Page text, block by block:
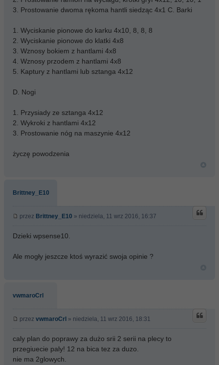
3. Prostowanie dwoma rękoma hantli siedząc 4x1 C. Barki
1. Wyciskanie pionowe do karku 4x10, 8, 8, 8
2. Wyciskanie pionowe do klatki 4x8
3. Wznosy bokiem z hantlami 4x8
4. Wznosy przodem z hantlami 4x8
5. Kaptury z hantlami lub sztanga 4x12
D. Nogi
1. Przysiady ze sztanga 4x12
2. Wykroki z hantlami 4x12
3. Prostowanie nóg na maszynie 4x12
życzę powodzenia
Brittney_E10
przez Brittney_E10 » niedziela, 11 wrz 2016, 16:37
Dzieki wpsense10.
Ale mogły jeszcze ktoś wyrazić swoja opinie ?
vwmaroCrl
przez vwmaroCrl » niedziela, 11 wrz 2016, 18:31
caly plan do poprawy za dużo srii 2 serii na plecy to
przegiuecie paly! 12 na bica tez za duzo.
nie ma 2glowych.